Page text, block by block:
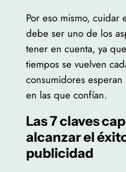
Por eso mismo, cuidar
debe ser uno de los
tener en cuenta, ya
tiempos se vuelven
consumidores esperan
en las que confían.
Las 7 claves
alcanzar el
publicidad